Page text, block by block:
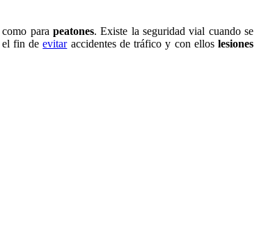
como parapeatones. Existe la seguridad vial cuando se
el fin deevitaraccidentes de tráfico y con elloslesiones